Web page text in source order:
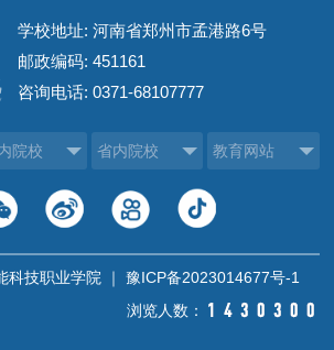
学校地址: 河南省郑州市孟港路6号
邮政编码: 451161
咨询电话: 0371-68107777
院校 省内院校 教育网站
科技职业学院 ｜ 豫ICP备2023014677号-1
浏览人数：